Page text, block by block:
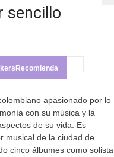
sencillo
apasionado por lo
con su música y la
de su vida. Es
musical de la ciudad de
cinco álbumes como solista